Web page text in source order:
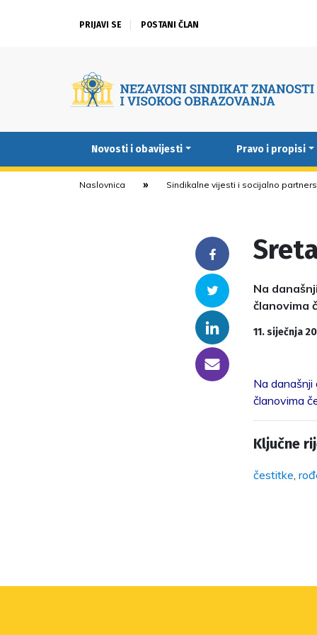
PRIJAVI SE POSTANI ČLAN
Novosti i obavijesti Pravo i propisi
Naslovnica Sindikalne vijesti i socijalno
Facebook
Twitter
Linkedin
someone@yoursite.com
Na
članovima
11. siječnja
Na
članovima
Ključne
čestitke,